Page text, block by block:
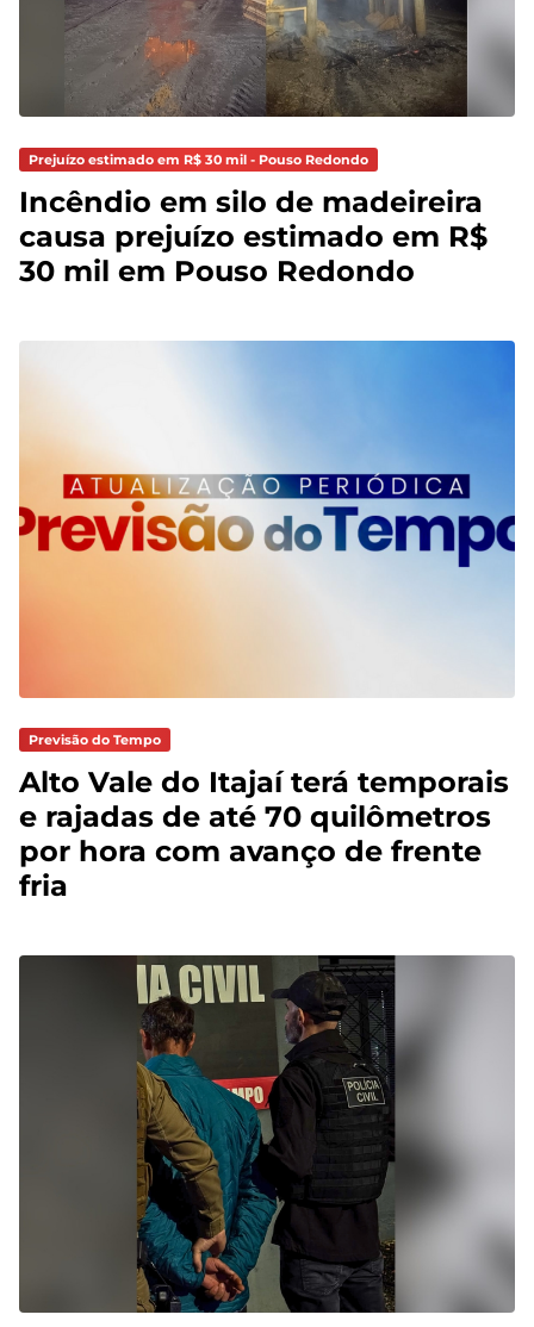
Prejuízo estimado em R$ 30 mil - Pouso Redondo
Incêndio em silo de madeireira
causa prejuízo estimado em R$
30 mil em Pouso Redondo
Previsão do Tempo
Alto Vale do Itajaí terá temporais
e rajadas de até 70 quilômetros
por hora com avanço de frente
fria